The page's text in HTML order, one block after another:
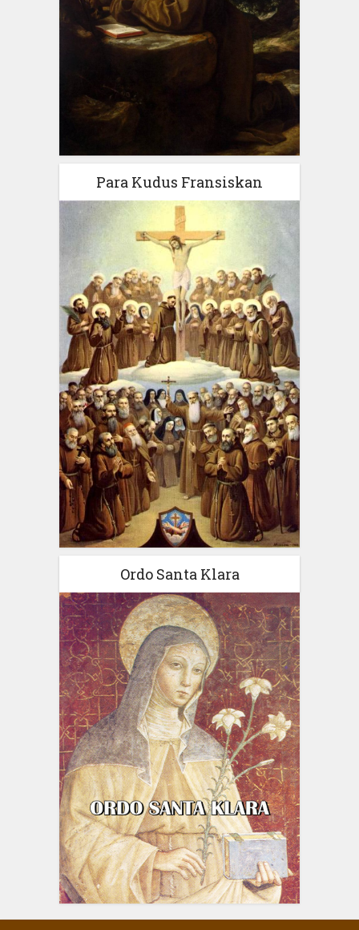
Para Kudus Fransiskan
Ordo Santa Klara